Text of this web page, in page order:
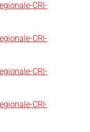
CRI-
CRI-
CRI-
CRI-